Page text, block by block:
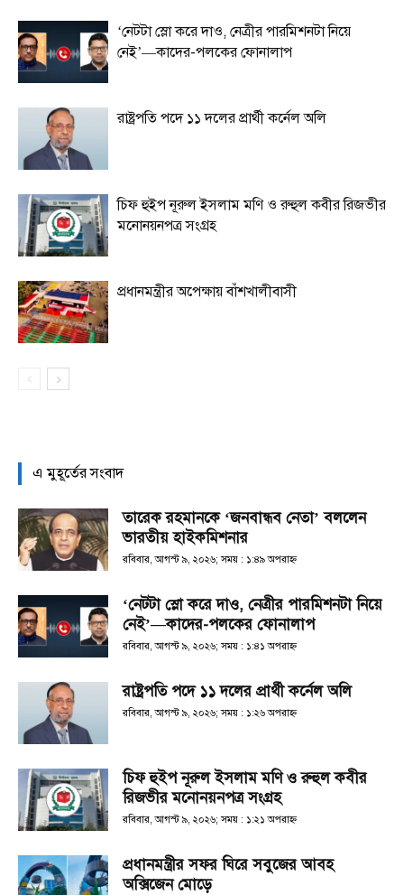
‘নেটটা স্লো করে দাও, নেত্রীর পারমিশনটা নিয়ে
নেই’—কাদের-পলকের ফোনালাপ
রাষ্ট্রপতি পদে ১১ দলের প্রার্থী কর্নেল অলি
চিফ হুইপ নূরুল ইসলাম মণি ও রুহুল কবীর রিজভীর
মনোনয়নপত্র সংগ্রহ
প্রধানমন্ত্রীর অপেক্ষায় বাঁশখালীবাসী
এ মুহূর্তের সংবাদ
তারেক রহমানকে ‘জনবান্ধব নেতা’ বললেন
ভারতীয় হাইকমিশনার
রবিবার, আগস্ট ৯, ২০২৬; সময় : ১:৪৯ অপরাহ্ণ
‘নেটটা স্লো করে দাও, নেত্রীর পারমিশনটা নিয়ে
নেই’—কাদের-পলকের ফোনালাপ
রবিবার, আগস্ট ৯, ২০২৬; সময় : ১:৪১ অপরাহ্ণ
রাষ্ট্রপতি পদে ১১ দলের প্রার্থী কর্নেল অলি
রবিবার, আগস্ট ৯, ২০২৬; সময় : ১:২৬ অপরাহ্ণ
চিফ হুইপ নূরুল ইসলাম মণি ও রুহুল কবীর
রিজভীর মনোনয়নপত্র সংগ্রহ
রবিবার, আগস্ট ৯, ২০২৬; সময় : ১:২১ অপরাহ্ণ
প্রধানমন্ত্রীর সফর ঘিরে সবুজের আবহ
অক্সিজেন মোড়ে